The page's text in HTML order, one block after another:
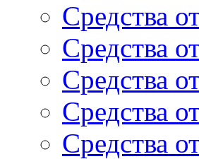
Средства
Средства
Средства
Средства
Средства